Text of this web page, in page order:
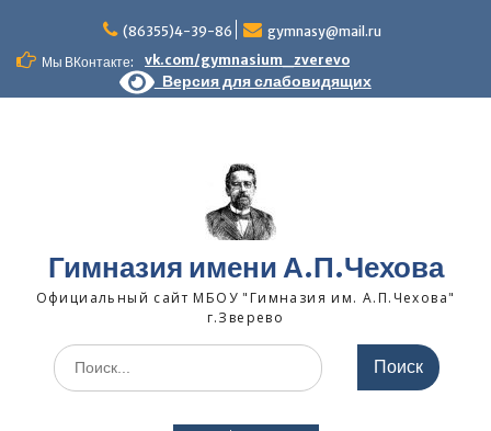
content
(86355)4-39-86
gymnasy@mail.ru
Мы ВКонтакте:
vk.com/gymnasium_zverevo
Версия для слабовидящих
Гимназия имени А.П.Чехова
Официальный сайт МБОУ "Гимназия им. А.П.Чехова"
г.Зверево
Search
for: